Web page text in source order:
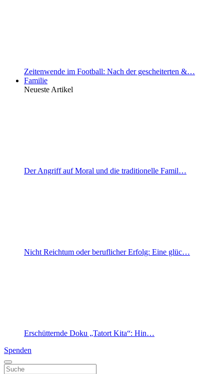
Zeitenwende im Football: Nach der gescheiterten &…
Familie
Neueste Artikel
Der Angriff auf Moral und die traditionelle Famil…
Nicht Reichtum oder beruflicher Erfolg: Eine glüc…
Erschütternde Doku „Tatort Kita“: Hin…
Spenden